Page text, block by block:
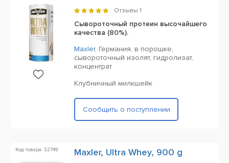
Отзывы 1
Сывороточный протеин высочайшего
качества (80%).
Maxler, Германия, в порошке,
сывороточный изолят, гидролизат,
концентрат
Клубничный милкшейк
Сообщить о поступлении
Код товара: 32749 Maxler, Ultra Whey, 900 g